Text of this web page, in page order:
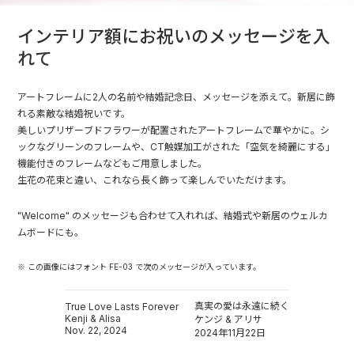
インテリア額にお祝いのメッセージを入
れて
アートフレームに2人の名前や結婚記念日、メッセージを添えて。新居に飾
れる素敵な結婚祝いです。
美しいプリザーブドフラワーが配置されたアートフレームで華やかに。シ
ックなグリーンのフレームや、CT触媒加工がされた「空気を綺麗にする」
機能付きのフレームなどもご用意しました。
生花の花束と違い、これなら長く飾って楽しんでいただけます。
"Welcome" のメッセージも合わせて入れれば、結婚式や新居のウェルカ
ムボードにも。
※ この画像にはフォント FE-03 で次のメッセージが入っています。
True Love Lasts Forever
Kenji & Alisa
Nov. 22, 2024
真実の愛は永遠に続く
ケンジ & アリサ
2024年11月22日